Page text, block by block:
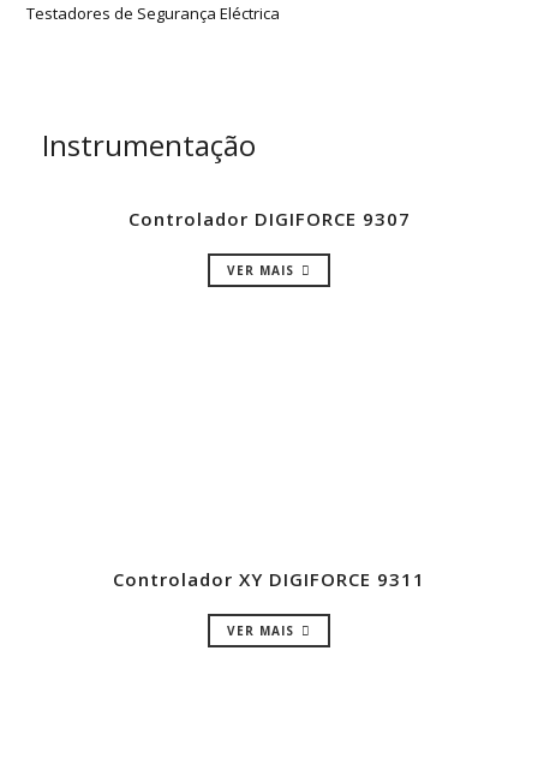
Testadores de Segurança Eléctrica
Instrumentação
Controlador DIGIFORCE 9307
VER MAIS
Controlador XY DIGIFORCE 9311
VER MAIS